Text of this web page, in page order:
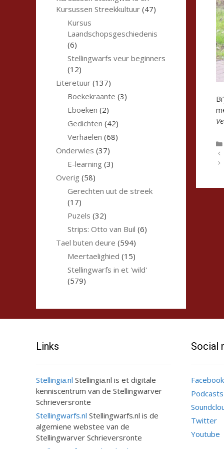
Kursussen Streekkultuur (47)
Kursus
Laandschopsgeschiedenis
(6)
Stellingwarfs veur beginners
(12)
Literetuur (137)
Boekekraante (3)
Eboeken (2)
Gedichten (42)
Verhaelen (68)
Onderwies (37)
E-learning (3)
Overig (58)
Gerechten uut de streek
(17)
Puzels (32)
Strips: Otto van Buil (6)
Tael buten deure (594)
Meertaelighied (15)
Stellingwarfs in et 'wild'
(579)
Links
Stellingia.nl Stellingia.nl is et digitale
kenniscentrum van de Stellingwarver
Schrieversronte
Stellingwarfs.nl Stellingwarfs.nl is de
algemiene webstee van de
Stellingwarver Schrieversronte
Social
Facebook
Podcasts
Twitter
Youtube